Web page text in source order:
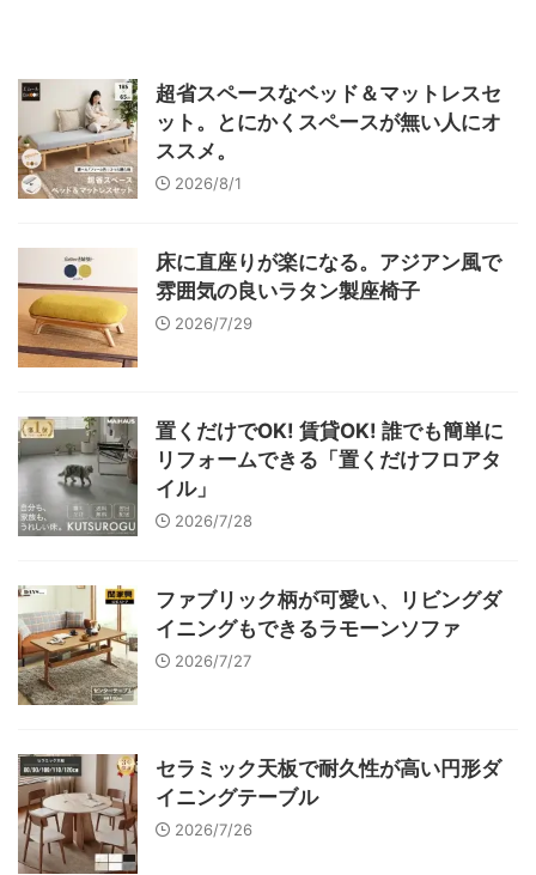
超省スペースなベッド＆マットレスセ
ット。とにかくスペースが無い人にオ
ススメ。
2026/8/1
床に直座りが楽になる。アジアン風で
雰囲気の良いラタン製座椅子
2026/7/29
置くだけでOK! 賃貸OK! 誰でも簡単に
リフォームできる「置くだけフロアタ
イル」
2026/7/28
ファブリック柄が可愛い、リビングダ
イニングもできるラモーンソファ
2026/7/27
セラミック天板で耐久性が高い円形ダ
イニングテーブル
2026/7/26